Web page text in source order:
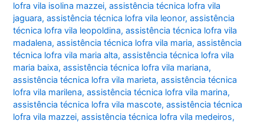
lofra vila isolina mazzei,assistência técnica lofra vila
jaguara,assistência técnica lofra vila leonor,assistência
técnica lofra vila leopoldina,assistência técnica lofra vila
madalena,assistência técnica lofra vila maria,assistência
técnica lofra vila maria alta,assistência técnica lofra vila
maria baixa,assistência técnica lofra vila mariana,
assistência técnica lofra vila marieta,assistência técnica
lofra vila marilena,assistência técnica lofra vila marina,
assistência técnica lofra vila mascote,assistência técnica
lofra vila mazzei,assistência técnica lofra vila medeiros,